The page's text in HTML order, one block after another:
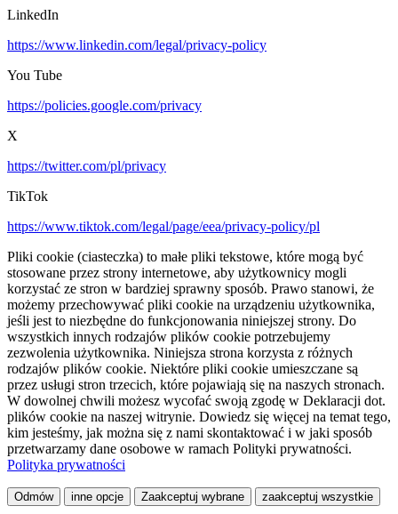
LinkedIn
https://www.linkedin.com/legal/privacy-policy
You Tube
https://policies.google.com/privacy
X
https://twitter.com/pl/privacy
TikTok
https://www.tiktok.com/legal/page/eea/privacy-policy/pl
Pliki cookie (ciasteczka) to małe pliki tekstowe, które mogą być
stosowane przez strony internetowe, aby użytkownicy mogli
korzystać ze stron w bardziej sprawny sposób. Prawo stanowi, że
możemy przechowywać pliki cookie na urządzeniu użytkownika,
jeśli jest to niezbędne do funkcjonowania niniejszej strony. Do
wszystkich innych rodzajów plików cookie potrzebujemy
zezwolenia użytkownika. Niniejsza strona korzysta z różnych
rodzajów plików cookie. Niektóre pliki cookie umieszczane są
przez usługi stron trzecich, które pojawiają się na naszych stronach.
W dowolnej chwili możesz wycofać swoją zgodę w Deklaracji dot.
plików cookie na naszej witrynie. Dowiedz się więcej na temat tego,
kim jesteśmy, jak można się z nami skontaktować i w jaki sposób
przetwarzamy dane osobowe w ramach Polityki prywatności.
Polityka prywatności
Odmów inne opcje Zaakceptuj wybrane zaakceptuj wszystkie